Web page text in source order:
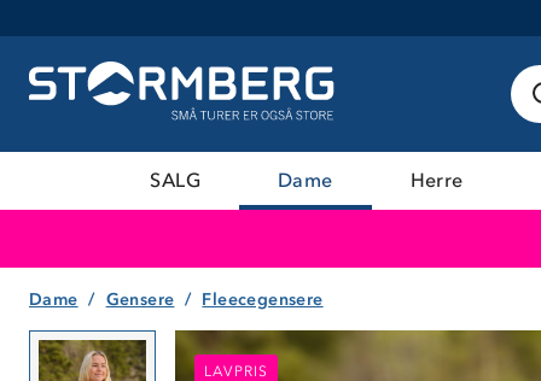
SALG Dame Herre
Dame Gensere Fleecegensere
LAVPRIS
LAVPRIS